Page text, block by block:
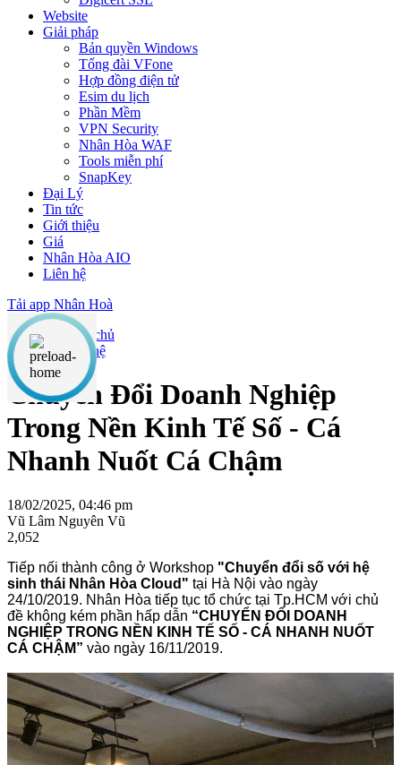
Website
Giải pháp
Bản quyền Windows
Tổng đài VFone
Hợp đồng điện tử
Esim du lịch
Phần Mềm
VPN Security
Nhân Hòa WAF
Tools miễn phí
SnapKey
Đại Lý
Tin tức
Giới thiệu
Giá
Nhân Hòa AIO
Liên hệ
Tải app Nhân Hoà
Công nghệ
Chuyển Đổi Doanh Nghiệp
Trong Nền Kinh Tế Số - Cá
Nhanh Nuốt Cá Chậm
18/02/2025, 04:46 pm
Vũ Lâm Nguyên Vũ
2,052
Tiếp nối thành công ở Workshop "Chuyển đổi số với hệ
sinh thái Nhân Hòa Cloud" tại Hà Nội vào ngày
24/10/2019. Nhân Hòa tiếp tục tổ chức tại Tp.HCM với chủ
đề không kém phần hấp dẫn “CHUYỂN ĐỔI DOANH
NGHIỆP TRONG NỀN KINH TẾ SỐ - CÁ NHANH NUỐT
CÁ CHẬM” vào ngày 16/11/2019.